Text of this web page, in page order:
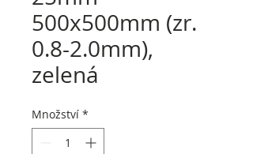
500x500mm (zr.
0.8-2.0mm),
zelená
Množství *